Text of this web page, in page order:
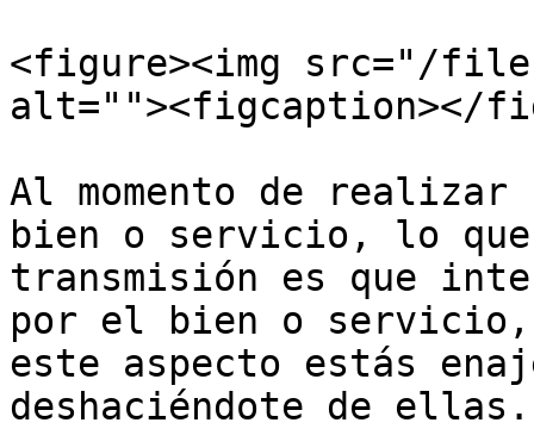
<figure><img src="/
alt=""><figcaption></
Al momento de realizar
bien o servicio, lo
transmisión es que
por el bien o servicio,
este aspecto estás
deshaciéndote de ellas.